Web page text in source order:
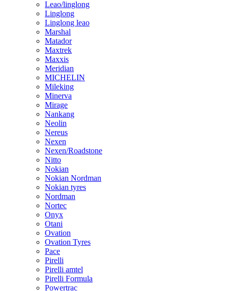
Leao/linglong
Linglong
Linglong leao
Marshal
Matador
Maxtrek
Maxxis
Meridian
MICHELIN
Mileking
Minerva
Mirage
Nankang
Neolin
Nereus
Nexen
Nexen/Roadstone
Nitto
Nokian
Nokian Nordman
Nokian tyres
Nordman
Nortec
Onyx
Otani
Ovation
Ovation Tyres
Pace
Pirelli
Pirelli amtel
Pirelli Formula
Powertrac